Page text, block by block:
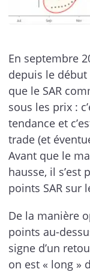
En septembre
depuis le début
que le SAR
sous les prix :
tendance et
trade (et
Avant que le
hausse, il s’est
points SAR sur
De la manière
points au-
signe d’un
on est « long »